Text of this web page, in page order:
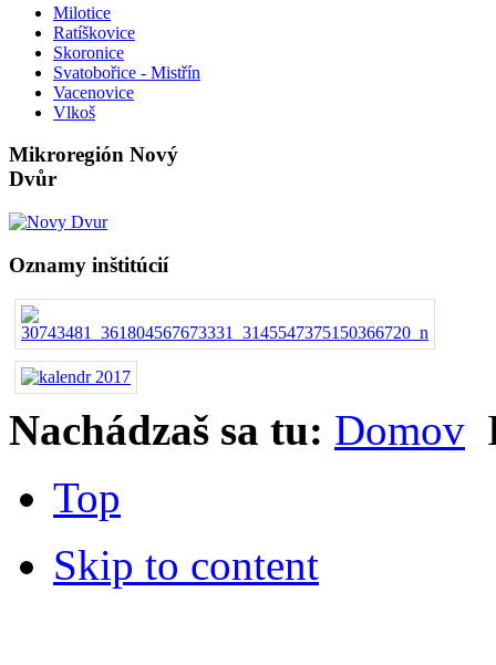
Milotice
Ratíškovice
Skoronice
Svatobořice - Mistřín
Vacenovice
Vlkoš
Mikroregión Nový
Dvůr
Oznamy inštitúcií
Nachádzaš sa tu: Domov
Top
Skip to content